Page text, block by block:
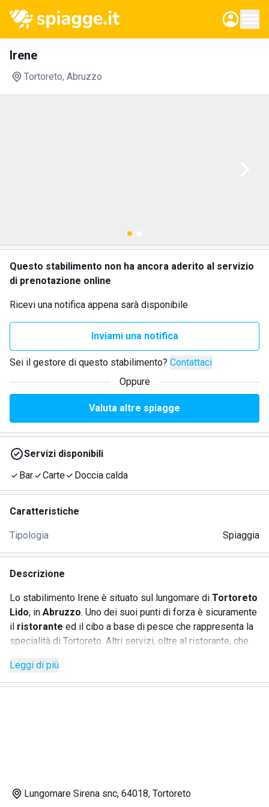
Irene
Tortoreto, Abruzzo
Questo stabilimento non ha ancora aderito al servizio
di prenotazione online
Ricevi una notifica appena sarà disponibile
Inviami una notifica
Sei il gestore di questo stabilimento? Contattaci
Oppure
Valuta altre spiagge
Servizi disponibili
Bar
Carte Doccia calda
Caratteristiche
Tipologia Spiaggia
Descrizione
Lo stabilimento Irene è situato sul lungomare di Tortoreto
Lido, in Abruzzo. Uno dei suoi punti di forza è sicuramente
il ristorante ed il cibo a base di pesce che rappresenta la
specialità di Tortoreto. Altri servizi, oltre al ristorante, che
-Bar e tavoli
-Carte da gioco
Lo stabilimento Irene è situato lungo il lungomare della
Leggi di più
Lungomare Sirena snc, 64018, Tortoreto